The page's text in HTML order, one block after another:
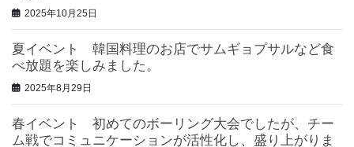
2025年10月25日
夏イベント 韓国料理のお店でサムギョプサルなど食
べ放題を楽しみました。
2025年8月29日
春イベント 初めてのボーリング大会でしたが、チー
ム戦でコミュニケーションが活性化し、盛り上がりま